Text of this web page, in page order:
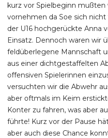
kurz vor Spielbeginn
vornehmen da Soe sich
der U16 hochgerückte Anna
Einsatz. Dennoch waren wir
feldüberlegene Mannschaft
aus einer dichtgestaffelten
offensiven Spielerinnen
versuchten wir die Abwehr
aber oftmals im Keim
Konter zu fahren, was aber
führte! Kurz vor der Pause
aber auch diese Chance